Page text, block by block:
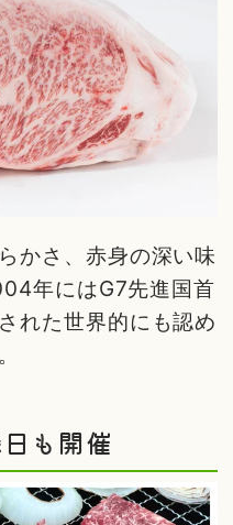
かさ、赤身の深い味
年にはG7先進国首
れた世界的にも認め
も開催